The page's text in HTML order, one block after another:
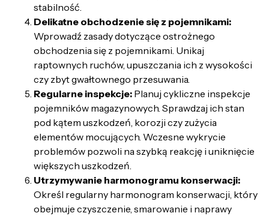
stabilność.
Delikatne obchodzenie się z pojemnikami:
Wprowadź zasady dotyczące ostrożnego
obchodzenia się z pojemnikami. Unikaj
raptownych ruchów, upuszczania ich z wysokości
czy zbyt gwałtownego przesuwania.
Regularne inspekcje: Planuj cykliczne inspekcje
pojemników magazynowych. Sprawdzaj ich stan
pod kątem uszkodzeń, korozji czy zużycia
elementów mocujących. Wczesne wykrycie
problemów pozwoli na szybką reakcję i uniknięcie
większych uszkodzeń.
Utrzymywanie harmonogramu konserwacji:
Określ regularny harmonogram konserwacji, który
obejmuje czyszczenie, smarowanie i naprawy